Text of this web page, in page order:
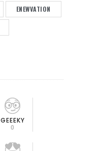
ENEWVATION
GEEEKY
0